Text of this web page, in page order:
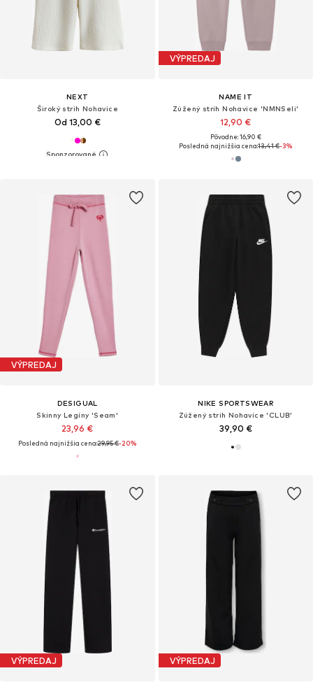
NEXT
Široký strih Nohavice
Od 13,00 €
VÝPREDAJ
NAME IT
Zúžený strih Nohavice 'NMNSeli'
12,90 €
Pôvodne: 16,90 €
Posledná najnižšia cena:13,41 €-3%
VÝPREDAJ
DESIGUAL
Skinny Legíny 'Seam'
23,96 €
Posledná najnižšia cena:29,95 €-20%
NIKE SPORTSWEAR
Zúžený strih Nohavice 'CLUB'
39,90 €
VÝPREDAJ VÝPREDAJ